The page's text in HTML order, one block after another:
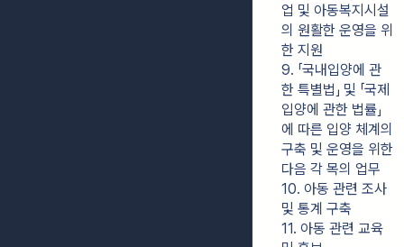
업 및 아동복지시설
의 원활한 운영을 위
한 지원
9. 「국내입양에 관
한 특별법」 및 「국제
입양에 관한 법률」
에 따른 입양 체계의
구축 및 운영을 위한
다음 각 목의 업무
10. 아동 관련 조사
및 통계 구축
11. 아동 관련 교육